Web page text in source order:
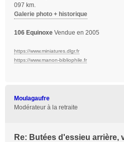
097 km.
Galerie photo + historique
106 Equinoxe Vendue en 2005
https://www.miniatures.dlgr.fr
https://www.manon-bibliophile.fr
Moulagaufre
Modérateur à la retraite
Re: Butées d'essieu arrière,